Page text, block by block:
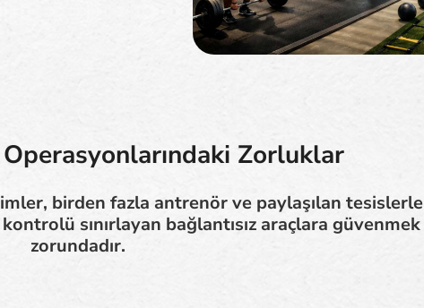
Zorluklar
birden fazla antrenör ve paylaşılan tesislerle
sınırlayan bağlantısız araçlara güvenmek
zorundadır.